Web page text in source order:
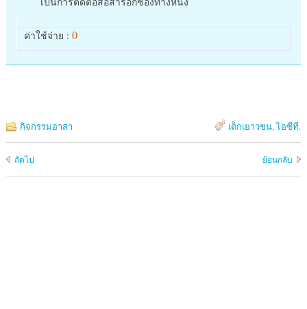
ค่าใช้จ่าย : 0
กิจกรรมอาสา เด็กเยาวชน,ไอซีที.
ถัดไป ย้อนกลับ